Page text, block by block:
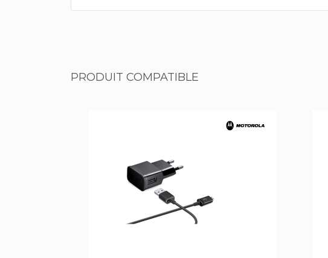
PRODUIT COMPATIBLE